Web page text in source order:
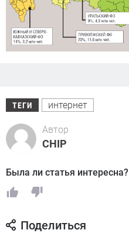
ТЕГИ интернет
Автор
CHIP
Была ли статья интересна?
Поделиться